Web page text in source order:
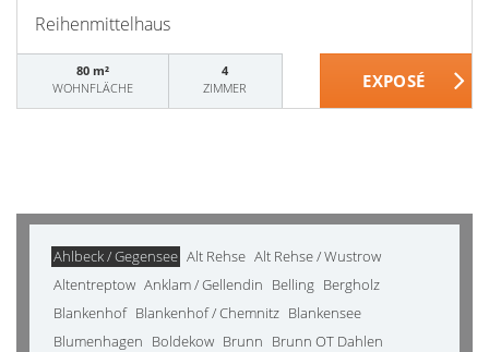
Reihenmittelhaus
80 m²
WOHNFLÄCHE
4
ZIMMER
Ahlbeck / Gegensee Alt Rehse Alt Rehse / Wustrow
Altentreptow Anklam / Gellendin Belling Bergholz
Blankenhof Blankenhof / Chemnitz Blankensee
Blumenhagen Boldekow Brunn Brunn OT Dahlen